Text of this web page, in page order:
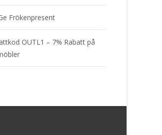
Frökenpresent
OUTL1 – 7% Rabatt på